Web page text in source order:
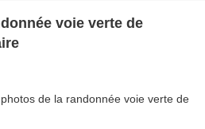
voie verte de